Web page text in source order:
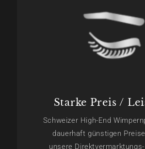
Starke Preis /
Schweizer High-End
dauerhaft günstigen
unsere